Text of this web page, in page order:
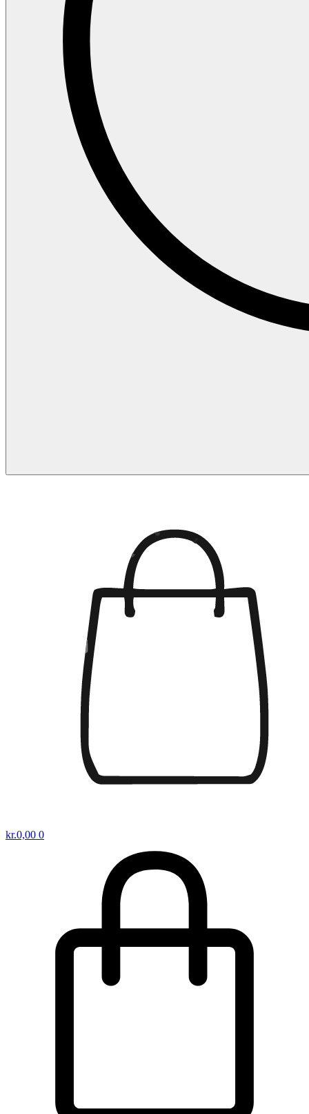
kr.0,00 0